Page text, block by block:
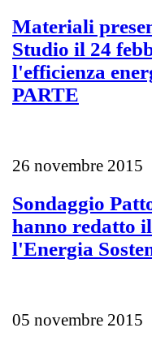
Materiali
Studio il 24
l'efficienza
PARTE
26 novembre 2015
Sondaggio
hanno redatto
l'Energia
05 novembre 2015